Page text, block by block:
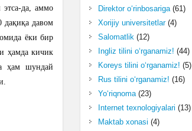
да, аммо
дақиқа давом
ёки бир
ҳамда кичик
ҳам шундай
Direktor o‘rinbosariga(61)
Xorijiy universitetlar(4)
Salomatlik(12)
Ingliz tilini o‘rganamiz! (44)
Koreys tilini o‘rganamiz! (5)
Rus tilini o‘rganamiz! (16)
Yo‘riqnoma(23)
Internet texnologiyalari (13)
Maktab xonasi (4)